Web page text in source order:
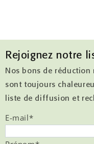
Rejoignez notre
Nos bons de
sont toujours
liste de diffusion et
E-mail*